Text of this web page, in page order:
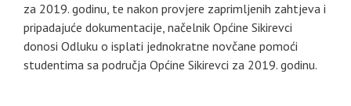
za 2019. godinu, te nakon provjere zaprimljenih zahtjeva i
pripadajuće dokumentacije, načelnik Općine Sikirevci
donosi Odluku o isplati jednokratne novčane pomoći
studentima sa područja Općine Sikirevci za 2019. godinu.